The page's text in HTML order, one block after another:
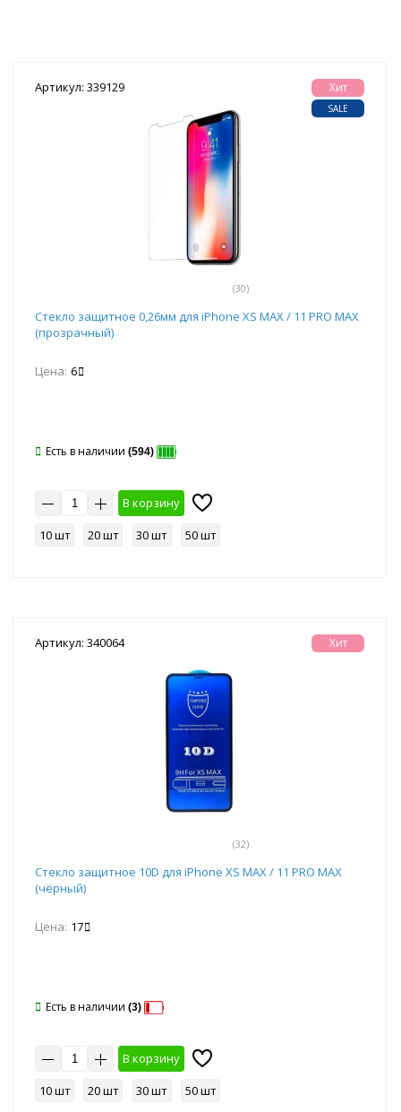
Артикул: 339129
(30)
Хит
SALE
Стекло защитное 0,26мм для iPhone XS MAX / 11 PRO MAX
(прозрачный)
Цена: 6
Есть в наличии (594)
В корзину
10 шт
20 шт 30 шт 50 шт
Артикул: 340064
(32)
Хит
Стекло защитное 10D для iPhone XS MAX / 11 PRO MAX
(чёрный)
Цена: 17
Есть в наличии (3)
В корзину
10 шт
20 шт 30 шт 50 шт